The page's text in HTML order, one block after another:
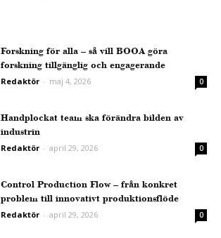
Forskning för alla – så vill BOOA göra
forskning tillgänglig och engagerande
Redaktör - maj 4, 2026 0
Handplockat team ska förändra bilden av
industrin
Redaktör - april 29, 2026 0
Control Production Flow – från konkret
problem till innovativt produktionsflöde
Redaktör - april 29, 2026 0